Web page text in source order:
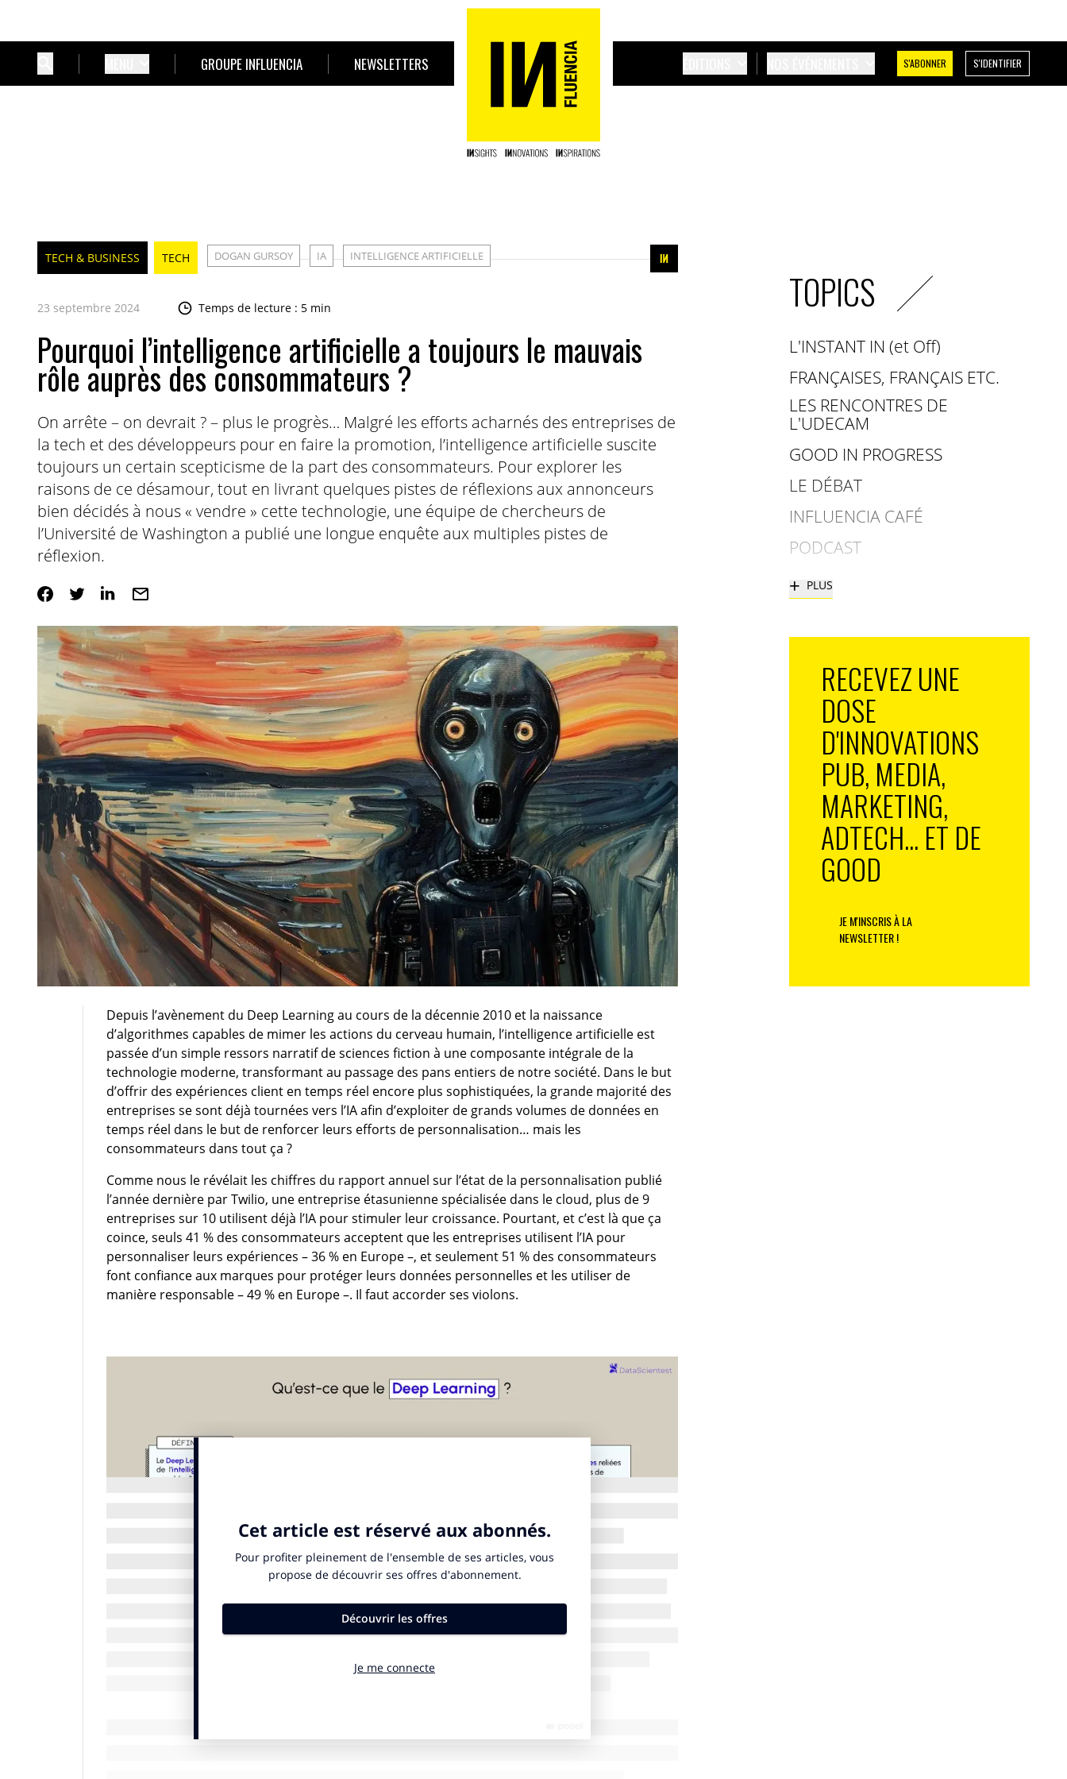
GROUPE INFLUENCIA NEWSLETTERS S'ABONNER S'IDENTIFIER
TECH & BUSINESS TECH DOGAN GURSOY IA INTELLIGENCE ARTIFICIELLE
23 septembre 2024 Temps de lecture : 5 min
Pourquoi l’intelligence artificielle a toujours le mauvais
rôle auprès des consommateurs ?
On arrête – on devrait ? – plus le progrès… Malgré les efforts acharnés des entreprises de
la tech et des développeurs pour en faire la promotion, l’intelligence artificielle suscite
toujours un certain scepticisme de la part des consommateurs. Pour explorer les
raisons de ce désamour, tout en livrant quelques pistes de réflexions aux annonceurs
bien décidés à nous « vendre » cette technologie, une équipe de chercheurs de
l’Université de Washington a publié une longue enquête aux multiples pistes de
réflexion.
Depuis l’avènement du Deep Learning au cours de la décennie 2010 et la naissance
d’algorithmes capables de mimer les actions du cerveau humain, l’intelligence artificielle est
passée d’un simple ressors narratif de sciences fiction à une composante intégrale de la
technologie moderne, transformant au passage des pans entiers de notre société. Dans le but
d’offrir des expériences client en temps réel encore plus sophistiquées, la grande majorité des
entreprises se sont déjà tournées vers l’IA afin d’exploiter de grands volumes de données en
temps réel dans le but de renforcer leurs efforts de personnalisation… mais les
consommateurs dans tout ça ?
Comme nous le révélait les chiffres du rapport annuel sur l’état de la personnalisation publié
l’année dernière par Twilio, une entreprise étasunienne spécialisée dans le cloud, plus de 9
entreprises sur 10 utilisent déjà l’IA pour stimuler leur croissance. Pourtant, et c’est là que ça
coince, seuls 41 % des consommateurs acceptent que les entreprises utilisent l’IA pour
personnaliser leurs expériences – 36 % en Europe –, et seulement 51 % des consommateurs
font confiance aux marques pour protéger leurs données personnelles et les utiliser de
manière responsable – 49 % en Europe –. Il faut accorder ses violons.
TOPICS
L'INSTANT IN (et Off)
FRANÇAISES, FRANÇAIS ETC.
LES RENCONTRES DE
L'UDECAM
GOOD IN PROGRESS
LE DÉBAT
INFLUENCIA CAFÉ
PODCAST
+ PLUS
RECEVEZ UNE
DOSE
D'INNOVATIONS
PUB, MEDIA,
MARKETING,
ADTECH... ET DE
GOOD
JE M'INSCRIS À LA
NEWSLETTER !